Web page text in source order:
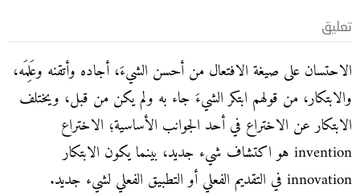
تعليق
الاحتسان على صيغة الافتعال من أحسن الشيءَ، أجاده وأتقنه وعَلِمَه،
والابتكار، من قولهم ابتكر الشيءَ جاء به ولم يكن من قبل، ويختلف
الابتكار عن الاختراع في أحد الجوانب الأساسية؛ الاختراع
invention هو اكتشاف شيء جديد، بينما يكون الابتكار
innovation في التقديم الفعلي أو التطبيق الفعلي لشيء جديد.